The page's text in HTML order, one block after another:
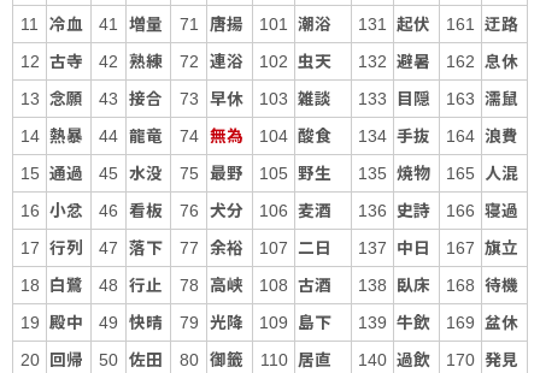
11 冷血 41 増量 71 唐揚 101 潮浴 131 起伏 161 迂路
12 古寺 42 熟練 72 連浴 102 虫天 132 避暑 162 息休
13 念願 43 接合 73 早休 103 雑談 133 目隠 163 濡鼠
14 熱暴 44 龍竜 74 無為 104 酸食 134 手抜 164 浪費
15 通過 45 水没 75 最野 105 野生 135 焼物 165 人混
16 小忿 46 看板 76 犬分 106 麦酒 136 史詩 166 寝過
17 行列 47 落下 77 余裕 107 二日 137 中日 167 旗立
18 白鷺 48 行止 78 高峡 108 古酒 138 臥床 168 待機
19 殿中 49 快晴 79 光降 109 島下 139 牛飲 169 盆休
20 回帰 50 佐田 80 御籤 110 居直 140 過飲 170 発見